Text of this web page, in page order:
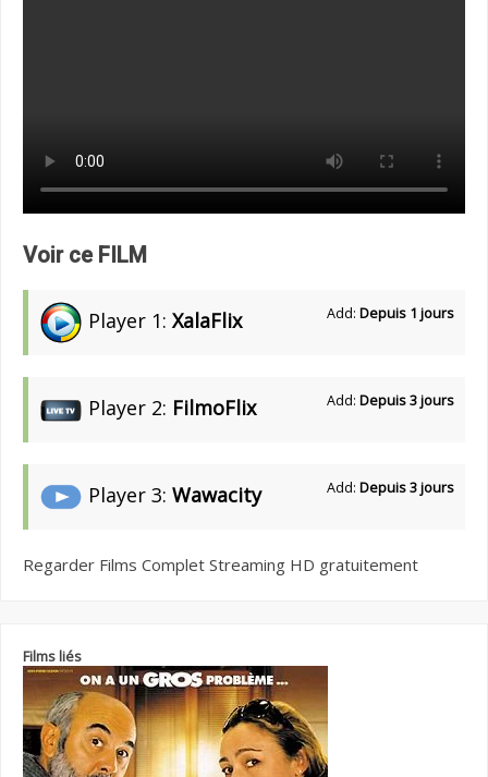
Voir ce FILM
Player 1: XalaFlix Add: Depuis 1 jours
Player 2: FilmoFlix Add: Depuis 3 jours
Player 3: Wawacity Add: Depuis 3 jours
Regarder Films Complet Streaming HD gratuitement
Films liés